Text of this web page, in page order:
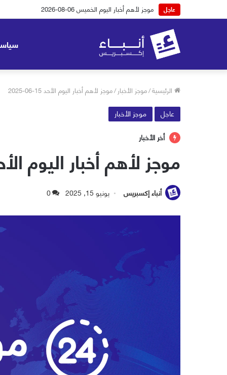
عاجل موجز لأهم أخبار اليوم الخميس 06-08-2026
الرئيسية/موجز الأخبار /موجز لأهم أخبار اليوم الأحد 15-06-2025
عاجل
موجز الأخبار
أخر الأخبار
موجز لأهم أخبار اليوم الأحد 15-06-
أنباء إكسبريس يونيو 15, 2025 0